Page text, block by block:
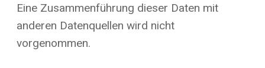
Eine Zusammenführung dieser Daten mit
anderen Datenquellen wird nicht
vorgenommen.